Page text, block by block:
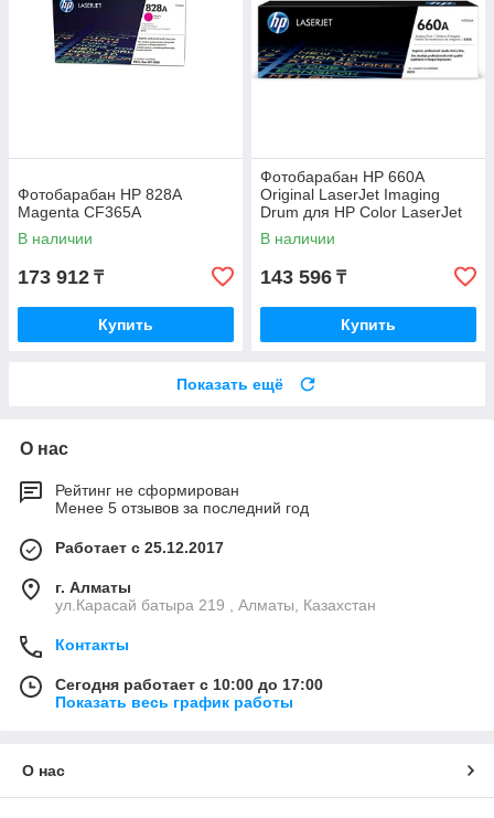
Фотобарабан HP 828A
Magenta CF365A
В наличии
173 912 ₸
Купить
Фотобарабан HP 660A
Original LaserJet Imaging
Drum для HP Color LaserJet
M751 W2004A
В наличии
143 596 ₸
Купить
Показать ещё
О нас
Рейтинг не сформирован
Менее 5 отзывов за последний год
Работает с 25.12.2017
г. Алматы
ул.Карасай батыра 219 , Алматы, Казахстан
Контакты
Сегодня работает с 10:00 до 17:00
Показать весь график работы
О нас